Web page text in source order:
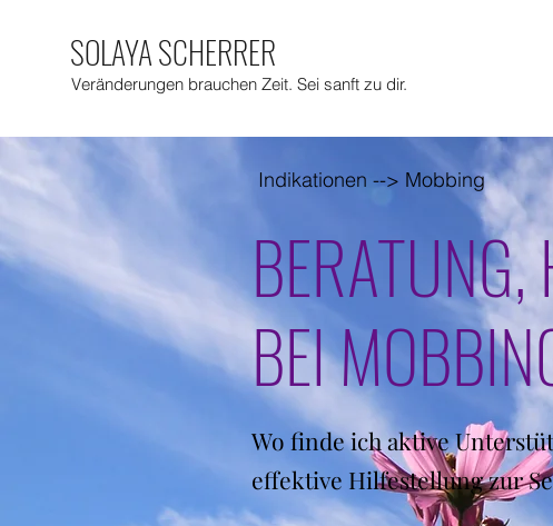
SOLAYA SCHERRER
Veränderungen brauchen Zeit. Sei sanft zu dir.
Indikationen --> Mobbing
BEI
Wo finde ich aktive
effektive Hilfestellung zur